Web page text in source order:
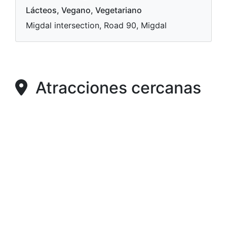
Lácteos, Vegano, Vegetariano
Migdal intersection, Road 90, Migdal
Atracciones cercanas